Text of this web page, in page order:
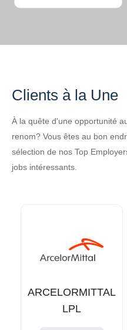
Clients à la Une
À la quête d'une opportunité
renom? Vous êtes au bon
sélection de nos Top
jobs intéressants.
CEODEUX
S.A